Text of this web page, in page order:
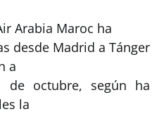
Arabia Maroc ha
desde Madrid a Tánger
a
de octubre, según ha
la